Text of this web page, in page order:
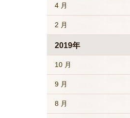
4 月
2 月
2019年
10 月
9 月
8 月